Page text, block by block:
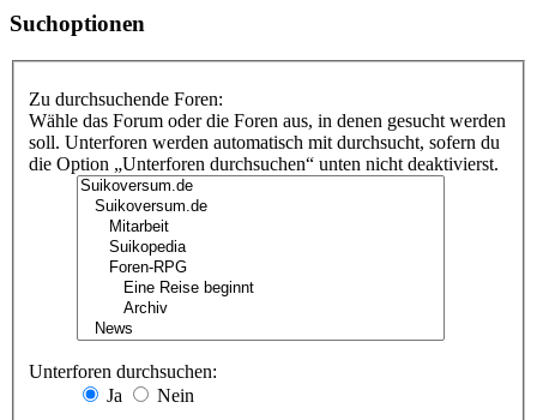
Suchoptionen
Zu durchsuchende Foren:
Wähle das Forum oder die Foren aus, in denen gesucht werden
soll. Unterforen werden automatisch mit durchsucht, sofern du
die Option „Unterforen durchsuchen“ unten nicht deaktivierst.
Unterforen durchsuchen:
Ja
Nein